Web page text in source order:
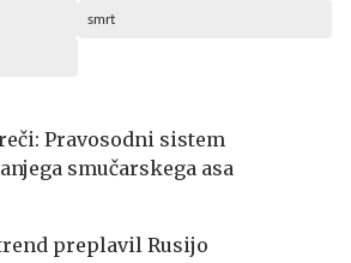
smrt
Pravosodni sistem
smučarskega asa
preplavil Rusijo